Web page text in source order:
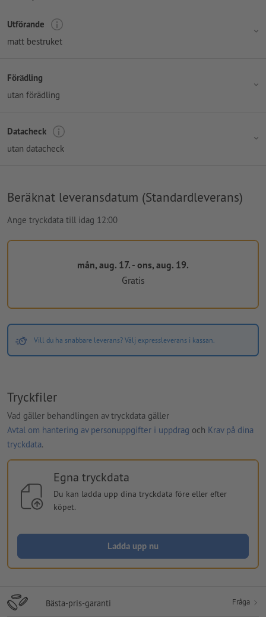
Utförande
matt bestruket
Förädling
utan förädling
Datacheck
utan datacheck
Beräknat leveransdatum (Standardleverans)
Ange tryckdata till idag 12:00
mån, aug. 17. - ons, aug. 19.
Gratis
Vill du ha snabbare leverans? Välj expressleverans i kassan.
Tryckfiler
Vad gäller behandlingen av tryckdata gäller
Avtal om hantering av personuppgifter i uppdrag och Krav på dina
tryckdata.
Egna tryckdata
Du kan ladda upp dina tryckdata före eller efter
köpet.
Ladda upp nu
Bästa-pris-garanti Fråga